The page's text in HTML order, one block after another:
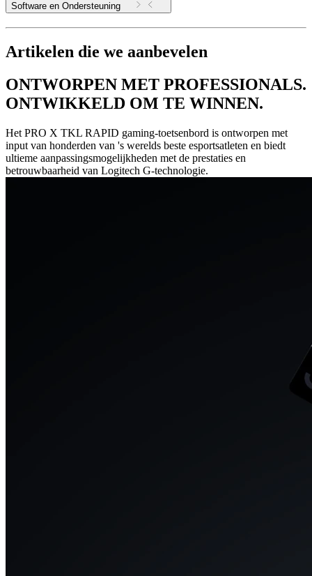
Software en Ondersteuning
Artikelen die we aanbevelen
ONTWORPEN MET PROFESSIONALS.
ONTWIKKELD OM TE WINNEN.
Het PRO X TKL RAPID gaming-toetsenbord is ontworpen met
input van honderden van 's werelds beste esportsatleten en biedt
ultieme aanpassingsmogelijkheden met de prestaties en
betrouwbaarheid van Logitech G-technologie.